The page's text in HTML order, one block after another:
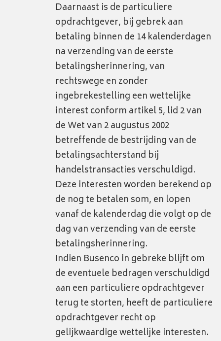
Daarnaast is de particuliere
opdrachtgever, bij gebrek aan
betaling binnen de 14 kalenderdagen
na verzending van de eerste
betalingsherinnering, van
rechtswege en zonder
ingebrekestelling een wettelijke
interest conform artikel 5, lid 2 van
de Wet van 2 augustus 2002
betreffende de bestrijding van de
betalingsachterstand bij
handelstransacties verschuldigd.
Deze interesten worden berekend op
de nog te betalen som, en lopen
vanaf de kalenderdag die volgt op de
dag van verzending van de eerste
betalingsherinnering.
Indien Busenco in gebreke blijft om
de eventuele bedragen verschuldigd
aan een particuliere opdrachtgever
terug te storten, heeft de particuliere
opdrachtgever recht op
gelijkwaardige wettelijke interesten.